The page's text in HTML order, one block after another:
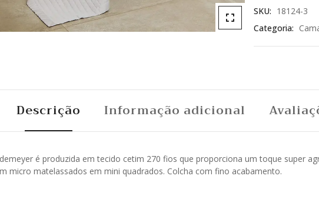
SKU: 18124-3
Categoria:
Descrição Informação adicional
é produzida em tecido cetim 270 fios que proporciona um toque super
micro matelassados em mini quadrados. Colcha com fino acabamento.